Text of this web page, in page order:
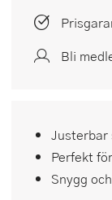
Bli
Justerbar
Perfekt
Snygg